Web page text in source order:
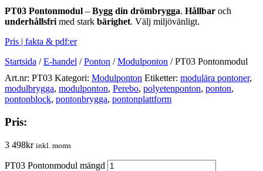
PT03 Pontonmodul – Bygg din drömbrygga. Hållbar och
underhållsfri med stark bärighet. Välj miljövänligt.
Pris | fakta & pdf:er
Startsida /E-handel /Ponton /Modulponton /PT03 Pontonmodul
Art.nr: PT03 Kategori: Modulponton Etiketter: modulära pontoner,
modulbrygga, modulponton, Perebo, polyetenponton, ponton,
pontonblock, pontonbrygga, pontonplattform
Pris:
3 498kr inkl. moms
PT03 Pontonmodul mängd